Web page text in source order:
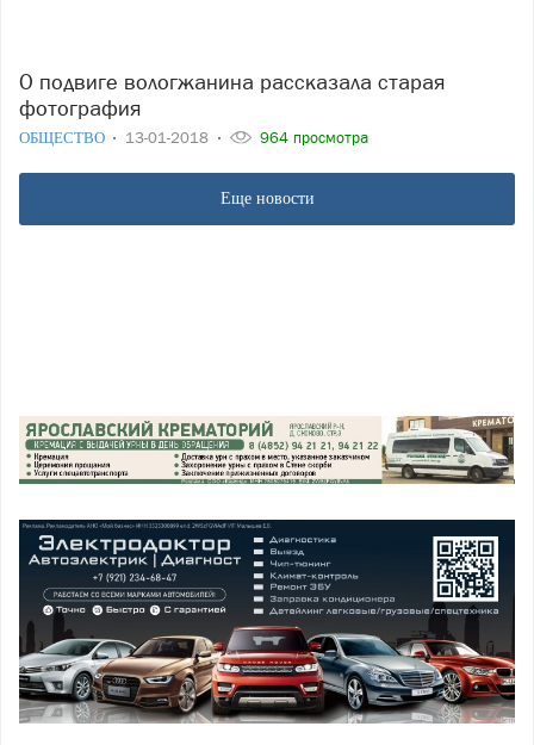
О подвиге вологжанина рассказала старая
фотография
ОБЩЕСТВО 13-01-2018 964 просмотра
Еще новости